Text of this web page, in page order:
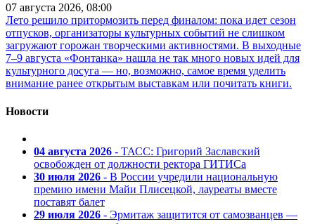
07 августа 2026, 08:00
Лето решило притормозить перед финалом: пока идет сезон
отпусков, организаторы культурных событий не слишком
загружают горожан творческими активностями. В выходные
7–9 августа «Фонтанка» нашла не так много новых идей для
культурного досуга — но, возможно, самое время уделить
внимание ранее открытым выставкам или почитать книги.
Новости
04 августа 2026 - ТАСС: Григорий Заславский
освобожден от должности ректора ГИТИСа
30 июля 2026 - В России учредили национальную
премию имени Майи Плисецкой, лауреаты вместе
поставят балет
29 июля 2026 - Эрмитаж защитится от самозванцев —